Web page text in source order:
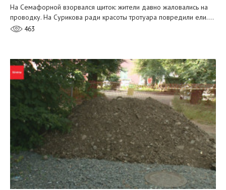
На Семафорной взорвался щиток: жители давно жаловались на
проводку. На Сурикова ради красоты тротуара повредили ели.…
463